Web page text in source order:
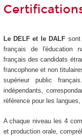
Le DELF et le DALF
français de l'éducation
français des candidats
francophone et non
supérieur public
indépendants,
référence pour les
A chaque niveau les 4
et production orale,